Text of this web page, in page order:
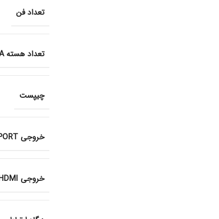
تعداد فن
تعداد هسته CUDA
چیپست
خروجی DISPLAYPORT
خروجی HDMI